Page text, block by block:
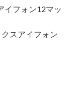
イフォン12マッ
スアイフォン